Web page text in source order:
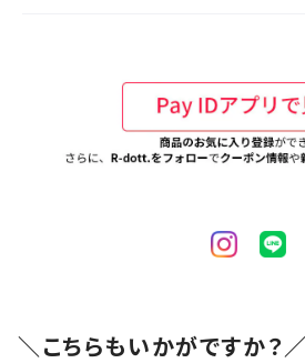
＼こちらもいかがですか？／